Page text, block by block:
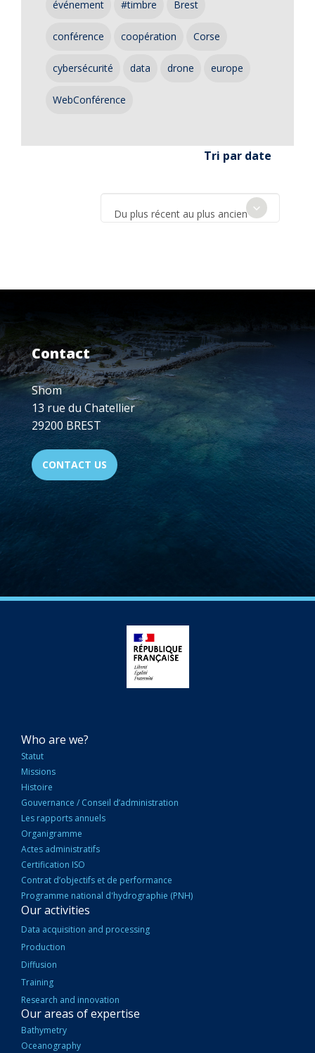
événement #timbre Brest
conférence coopération Corse
cybersécurité data drone europe
WebConférence
Tri par date
Du plus récent au plus ancien
Contact
Shom
13 rue du Chatellier
29200 BREST
CONTACT US
NAVIGATION
PRINCIPALE
Who are we?
Statut
Missions
Histoire
Gouvernance / Conseil d’administration
Les rapports annuels
Organigramme
Actes administratifs
Certification ISO
Contrat d’objectifs et de performance
Programme national d'hydrographie (PNH)
Our activities
Data acquisition and processing
Production
Diffusion
Training
Research and innovation
Our areas of expertise
Bathymetry
Oceanography